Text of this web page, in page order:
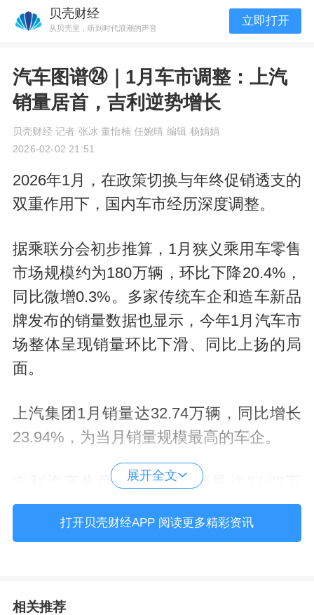
贝壳财经
从贝壳里，听到时代浪潮的声音
立即打开
汽车图谱㉔｜1月车市调整：上汽
销量居首，吉利逆势增长
贝壳财经 记者 张冰 董怡楠 任婉晴 编辑 杨娟娟
2026-02-02 21:51
2026年1月，在政策切换与年终促销透支的
双重作用下，国内车市经历深度调整。
据乘联分会初步推算，1月狭义乘用车零售
市场规模约为180万辆，环比下降20.4%，
同比微增0.3%。多家传统车企和造车新品
牌发布的销量数据也显示，今年1月汽车市
场整体呈现销量环比下滑、同比上扬的局
面。
上汽集团1月销量达32.74万辆，同比增长
23.94%，为当月销量规模最高的车企。
吉利汽车集团1月乘用车销量达27.02万
辆，同比增长1.29%，环比增长14.08%，
成为目前唯一实现同环比正增长的企业。
总销量约21万辆，其中海外市场销量超10
展开全文
打开贝壳财经APP 阅读更多精彩资讯
相关推荐